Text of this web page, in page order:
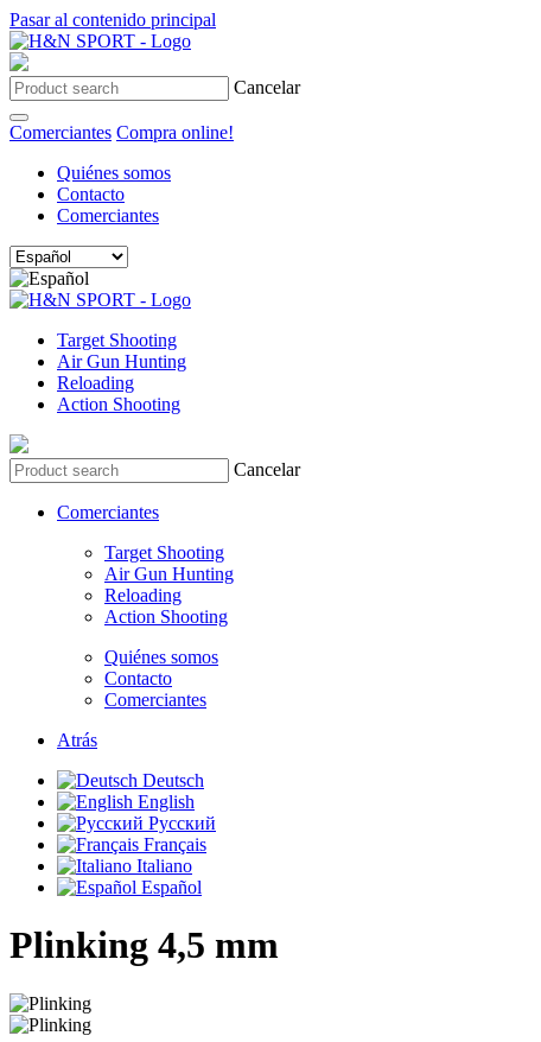
Pasar al contenido principal
Cancelar
Comerciantes Compra online!
Quiénes somos
Contacto
Comerciantes
Target Shooting
Air Gun Hunting
Reloading
Action Shooting
Cancelar
Comerciantes
Target Shooting
Air Gun Hunting
Reloading
Action Shooting
Quiénes somos
Contacto
Comerciantes
Atrás
Deutsch
English
Русский
Français
Italiano
Español
Plinking 4,5 mm